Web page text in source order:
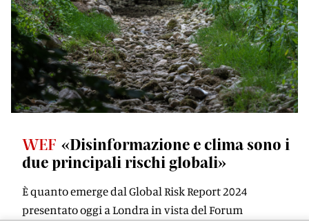
WEF «Disinformazione e clima sono i
due principali rischi globali»
È quanto emerge dal Global Risk Report 2024
presentato oggi a Londra in vista del Forum